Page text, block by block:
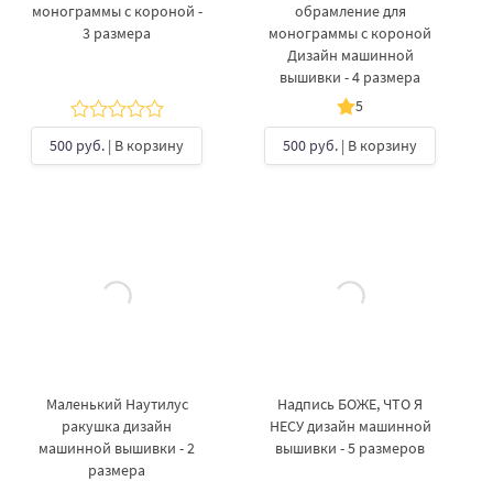
монограммы с короной -
3 размера
500 руб. | В корзину
обрамление для
монограммы с короной
Дизайн машинной
вышивки - 4 размера
5
500 руб. | В корзину
Mаленький Наутилус
ракушка дизайн
машинной вышивки - 2
размера
Надпись БОЖЕ, ЧТО Я
НЕСУ дизайн машинной
вышивки - 5 размеров